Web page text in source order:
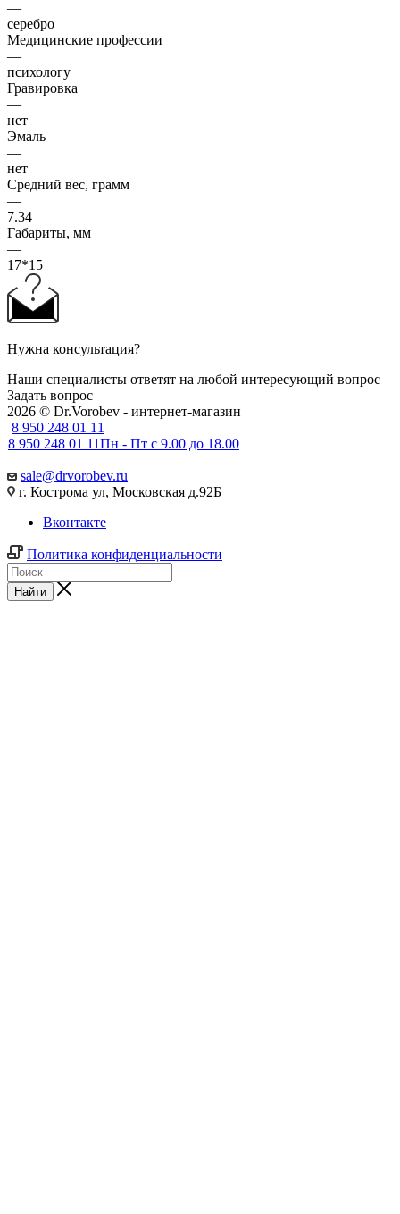
—
серебро
Медицинские профессии
—
психологу
Гравировка
—
нет
Эмаль
—
нет
Средний вес, грамм
—
7.34
Габариты, мм
—
17*15
Нужна консультация?
Наши специалисты ответят на любой интересующий вопрос
Задать вопрос
2026 © Dr.Vorobev - интернет-магазин
8 950 248 01 11
8 950 248 01 11Пн - Пт с 9.00 до 18.00
sale@drvorobev.ru
г. Кострома ул, Московская д.92Б
Вконтакте
Политика конфиденциальности
Найти